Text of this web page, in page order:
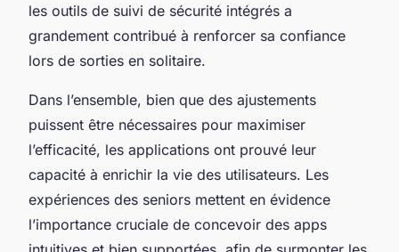
les outils de suivi de sécurité intégrés a
grandement contribué à renforcer sa confiance
lors de sorties en solitaire.
Dans l’ensemble, bien que des ajustements
puissent être nécessaires pour maximiser
l’efficacité, les applications ont prouvé leur
capacité à enrichir la vie des utilisateurs. Les
expériences des seniors mettent en évidence
l’importance cruciale de concevoir des apps